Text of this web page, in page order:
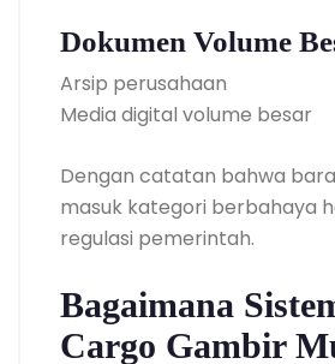
Dokumen Volume
Arsip perusahaan
Media digital volume besar
Dengan catatan bahwa
masuk kategori berbahaya
regulasi pemerintah.
Bagaimana
Cargo Gambir